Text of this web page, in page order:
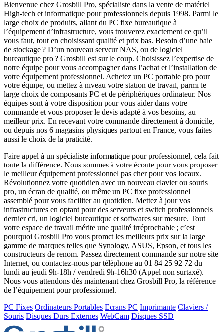
Bienvenue chez Grosbill Pro, spécialiste dans la vente de matériel
High-tech et informatique pour professionnels depuis 1998. Parmi le
large choix de produits, allant du PC fixe bureautique à
l’équipement d’infrastructure, vous trouverez exactement ce qu’il
vous faut, tout en choisissant qualité et prix bas. Besoin d’une baie
de stockage ? D’un nouveau serveur NAS, ou de logiciel
bureautique pro ? Grosbill est sur le coup. Choisissez l’expertise de
notre équipe pour vous accompagner dans l’achat et l’installation de
votre équipement professionnel. Achetez un PC portable pro pour
votre équipe, ou mettez à niveau votre station de travail, parmi le
large choix de composants PC et de périphériques ordinateur. Nos
équipes sont à votre disposition pour vous aider dans votre
commande et vous proposer le devis adapté à vos besoins, au
meilleur prix. En recevant votre commande directement à domicile,
ou depuis nos 6 magasins physiques partout en France, vous faites
aussi le choix de la praticité.
Faire appel à un spécialiste informatique pour professionnel, cela fait
toute la différence. Nous sommes à votre écoute pour vous proposer
le meilleur équipement professionnel pas cher pour vos locaux.
Révolutionnez votre quotidien avec un nouveau clavier ou souris
pro, un écran de qualité, ou même un PC fixe professionnel
assemblé pour vous faciliter au quotidien. Mettez à jour vos
infrastructures en optant pour des serveurs et switch professionnels
dernier cri, un logiciel bureautique et softwares sur mesure. Tout
votre espace de travail mérite une qualité irréprochable ; c’est
pourquoi Grosbill Pro vous promet les meilleurs prix sur la large
gamme de marques telles que Synology, ASUS, Epson, et tous les
constructeurs de renom. Passez directement commande sur notre site
Internet, ou contactez-nous par téléphone au 01 84 25 92 72 du
lundi au jeudi 9h-18h / vendredi 9h-16h30 (Appel non surtaxé).
Nous vous attendons dès maintenant chez Grosbill Pro, la référence
de l’équipement pour professionnel.
PC Fixes Ordinateurs Portables Ecrans PC Imprimante Claviers /
Souris Disques Durs Externes WebCam Disques SSD